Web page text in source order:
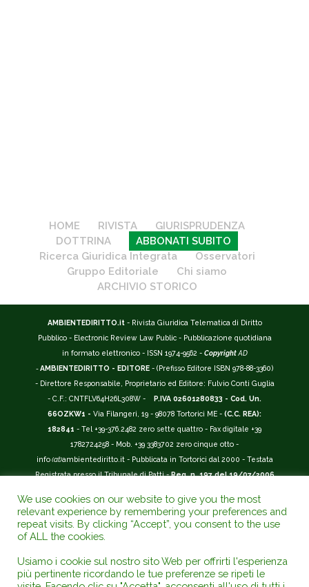
HOME RIVISTA
GIURISPRUDENZA
DOTTRINA
ABBONATI SUBITO
Ricerca Giuridica Integrata
Osservatori
Gruppo Editoriale
Chi siamo
ARCHIVIO STORICO
AMBIENTEDIRITTO.it - Rivista Giuridica Telematica di Diritto
Pubblico - Electronic Review Law Public - Pubblicazione quotidiana
in formato elettronico - ISSN 1974-9562 - Copyright AD
-AMBIENTEDIRITTO - EDITORE - (Prefisso Editore ISBN 978-88-3360)
- Direttore Responsabile, Proprietario ed Editore: Fulvio Conti Guglia
- C.F.: CNTFLV64H26L308W -
P.IVA 02601280833 - Cod. Un.
66OZKW1 - Via Filangeri, 19 - 98078 Tortorici ME - (C.C. REA):
182841 - Tel +39-376.2482 zero sette quattro - Fax digitale +39
1782724258 - Mob. +39 3383702 zero cinque otto -
info(at)ambientediritto.it - Pubblicata in Tortorici dal 2000 - Testata
Registrata presso il Tribunale di Patti -Reg. n. 197 del 19/07/2006
__________
La Rivista Giuridica AMBIENTEDIRITTO.IT ISSN 1974-9562
riconosciuta ed inserita nell'Area 12 - (
Universitario e della Ricerca (D.P.R. n.76/2010). Valutazione della Qualità della
Ricerca (
); Autovalutazione, Valutazione periodica, Accreditamento ( AVA );
We use cookies on our website to give you the most
relevant experience by remembering your preferences and
repeat visits. By clicking “Accept”, you consent to the use
of ALL the cookies.
Usiamo i cookie sul nostro sito Web per offrirti l'esperienza
più pertinente ricordando le tue preferenze se ripeti le